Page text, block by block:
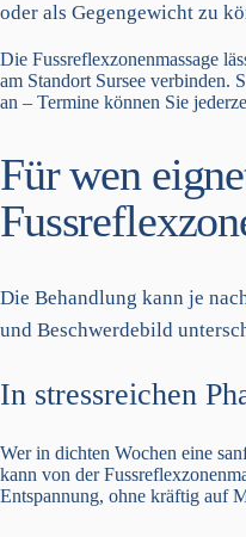
oder als Gegengewicht zu
Die Fussreflexzonenmassage
am Standort Sursee verbinden.
an – Termine können Sie
Für wen
Die Behandlung kann je
und Beschwerdebild
In stressreichen
Wer in dichten Wochen eine
kann von der
Entspannung, ohne kräftig auf